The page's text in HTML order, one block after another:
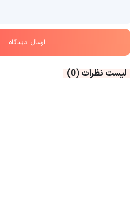
لیست نظرات(0)